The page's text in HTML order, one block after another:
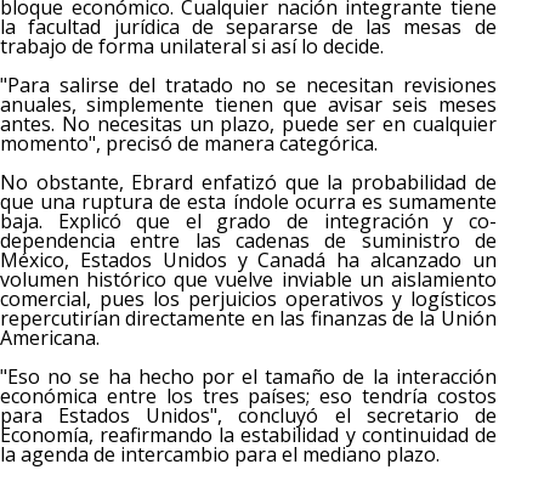
bloque económico. Cualquier nación integrante tiene
la facultad jurídica de separarse de las mesas de
trabajo de forma unilateral si así lo decide.
"Para salirse del tratado no se necesitan revisiones
anuales, simplemente tienen que avisar seis meses
antes. No necesitas un plazo, puede ser en cualquier
momento", precisó de manera categórica.
No obstante, Ebrard enfatizó que la probabilidad de
que una ruptura de esta índole ocurra es sumamente
baja. Explicó que el grado de integración y co-
dependencia entre las cadenas de suministro de
México, Estados Unidos y Canadá ha alcanzado un
volumen histórico que vuelve inviable un aislamiento
comercial, pues los perjuicios operativos y logísticos
repercutirían directamente en las finanzas de la Unión
Americana.
"Eso no se ha hecho por el tamaño de la interacción
económica entre los tres países; eso tendría costos
para Estados Unidos", concluyó el secretario de
Economía, reafirmando la estabilidad y continuidad de
la agenda de intercambio para el mediano plazo.